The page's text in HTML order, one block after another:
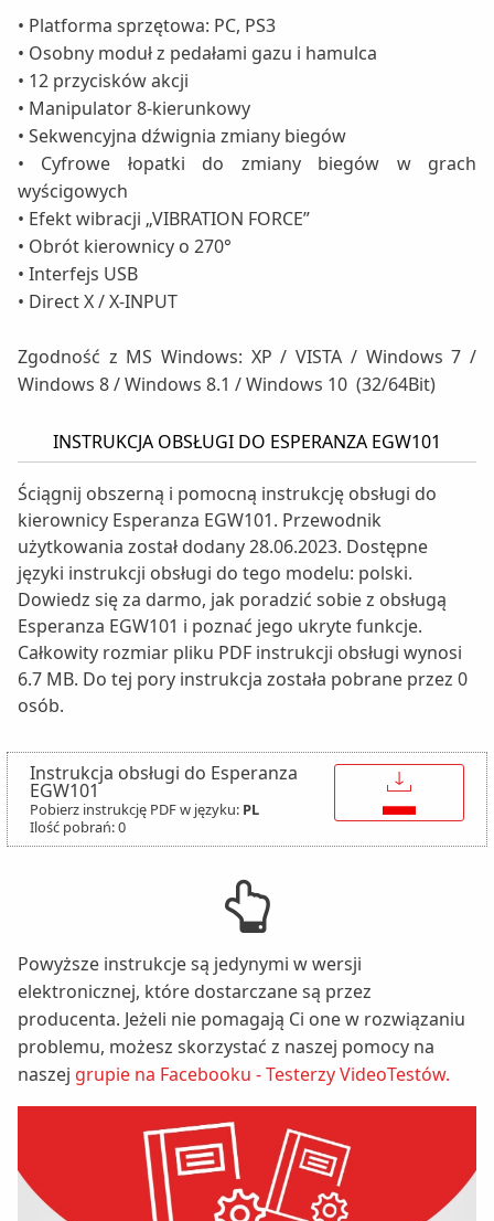
• Platforma sprzętowa: PC, PS3
• Osobny moduł z pedałami gazu i hamulca
• 12 przycisków akcji
• Manipulator 8-kierunkowy
• Sekwencyjna dźwignia zmiany biegów
• Cyfrowe łopatki do zmiany biegów w grach
wyścigowych
• Efekt wibracji „VIBRATION FORCE”
• Obrót kierownicy o 270°
• Interfejs USB
• Direct X / X-INPUT
Zgodność z MS Windows: XP / VISTA / Windows 7 /
Windows 8 / Windows 8.1 / Windows 10 (32/64Bit)
INSTRUKCJA OBSŁUGI DO ESPERANZA EGW101
Ściągnij obszerną i pomocną instrukcję obsługi do
kierownicy Esperanza EGW101. Przewodnik
użytkowania został dodany 28.06.2023. Dostępne
języki instrukcji obsługi do tego modelu: polski.
Dowiedz się za darmo, jak poradzić sobie z obsługą
Esperanza EGW101 i poznać jego ukryte funkcje.
Całkowity rozmiar pliku PDF instrukcji obsługi wynosi
6.7 MB. Do tej pory instrukcja została pobrane przez 0
osób.
Instrukcja obsługi do Esperanza
EGW101
Pobierz instrukcję PDF w języku: PL
Ilość pobrań: 0
↓
Powyższe instrukcje są jedynymi w wersji
elektronicznej, które dostarczane są przez
producenta. Jeżeli nie pomagają Ci one w rozwiązaniu
problemu, możesz skorzystać z naszej pomocy na
naszej grupie na Facebooku - Testerzy VideoTestów.